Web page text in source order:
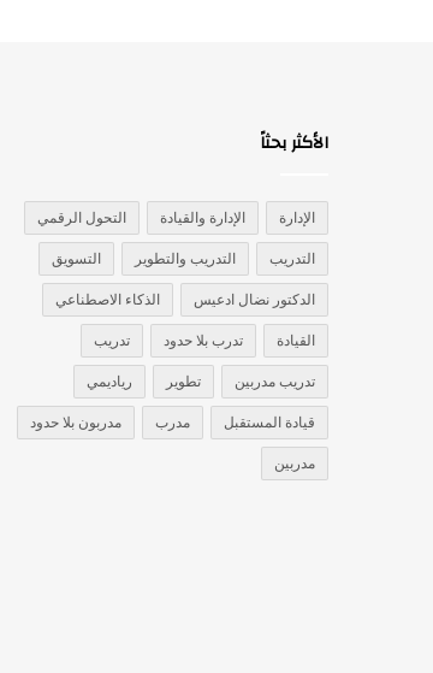
الأكثر بحثاً
الإدارة الإدارة والقيادة التحول الرقمي
التدريب التدريب والتطوير التسويق
الدكتور نضال ادعيس الذكاء الاصطناعي
القيادة تدرب بلا حدود تدريب
تدريب مدربين تطوير رياديمي
قيادة المستقبل مدرب مدربون بلا حدود
مدربين